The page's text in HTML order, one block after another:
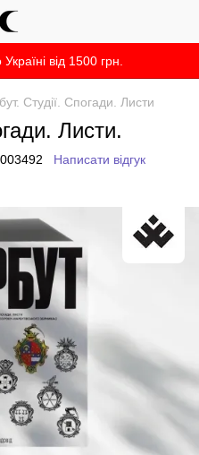
від 1500 грн.
Студії. Спогади. Листи
Листи.
Написати відгук